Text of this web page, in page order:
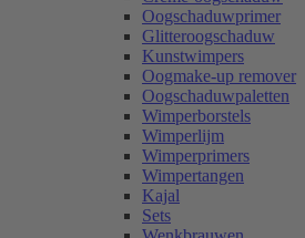
Oogschaduwprimer
Glitteroogschaduw
Kunstwimpers
Oogmake-up remover
Oogschaduwpaletten
Wimperborstels
Wimperlijm
Wimperprimers
Wimpertangen
Kajal
Sets